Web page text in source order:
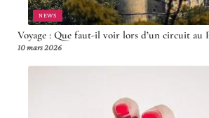
NEWS
Voyage : Que faut-il voir lors d’un circuit au
10 mars 2026